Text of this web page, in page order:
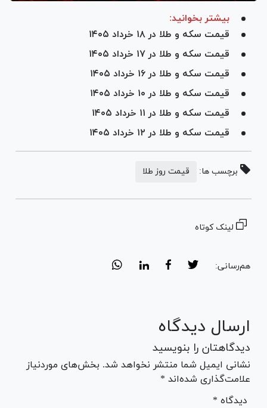
بیشتر بخوانید:
قیمت سکه و طلا در ۱۸ خرداد ۱۴۰۵
قیمت سکه و طلا در ۱۷ خرداد ۱۴۰۵
قیمت سکه و طلا در ۱۶ خرداد ۱۴۰۵
قیمت سکه و طلا در ۱۰ خرداد ۱۴۰۵
قیمت سکه و طلا در ۱۱ خرداد ۱۴۰۵
قیمت سکه و طلا در ۱۲ خرداد ۱۴۰۵
برچسب ها: قیمت روز طلا
لینک کوتاه
هم‌رسانی:
ارسال دیدگاه
دیدگاهتان را بنویسید
نشانی ایمیل شما منتشر نخواهد شد. بخش‌های موردنیاز
علامت‌گذاری شده‌اند *
* دیدگاه